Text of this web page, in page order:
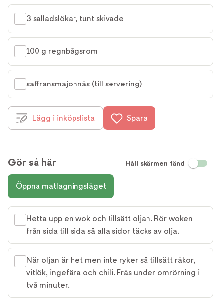
3 salladslökar, tunt skivade
100 g regnbågsrom
saffransmajonnäs (till servering)
Lägg i inköpslista Spara
Gör så här Håll skärmen tänd
Öppna matlagningsläget
Hetta upp en wok och tillsätt oljan. Rör woken
från sida till sida så alla sidor täcks av olja.
När oljan är het men inte ryker så tillsätt räkor,
vitlök, ingefära och chili. Fräs under omrörning i
två minuter.